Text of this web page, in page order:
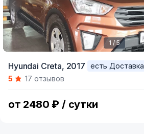
of
1 / 5
Hyundai Creta, 2017
есть Доставка
5
17 отзывов
от 2480 ₽ / сутки